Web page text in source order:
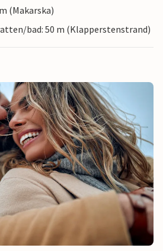
(Makarska)
bad: 50 m (Klapperstenstrand)